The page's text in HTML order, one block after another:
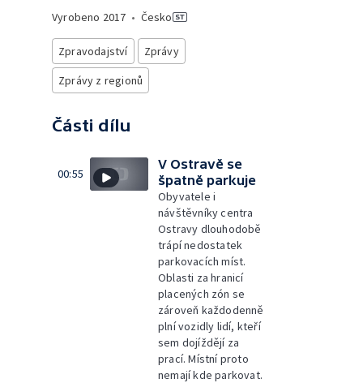
Vyrobeno 2017 • Česko
Zpravodajství
Zprávy
Zprávy z regionů
Části dílu
00:55
V Ostravě se
špatně parkuje
Obyvatele i
návštěvníky centra
Ostravy dlouhodobě
trápí nedostatek
parkovacích míst.
Oblasti za hranicí
placených zón se
zároveň každodenně
plní vozidly lidí, kteří
sem dojíždějí za
prací. Místní proto
nemají kde parkovat.